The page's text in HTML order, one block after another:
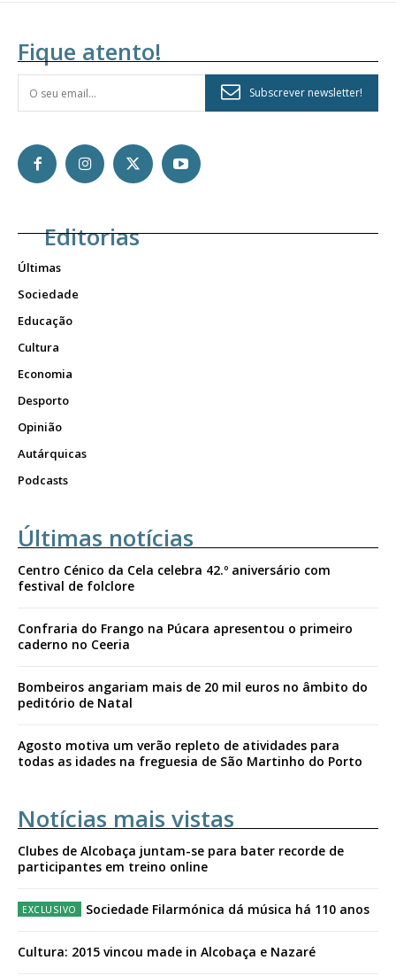
Fique atento!
Subscrever newsletter!
Editorias
Últimas
Sociedade
Educação
Cultura
Economia
Desporto
Opinião
Autárquicas
Podcasts
Últimas notícias
Centro Cénico da Cela celebra 42.º aniversário com
festival de folclore
Confraria do Frango na Púcara apresentou o primeiro
caderno no Ceeria
Bombeiros angariam mais de 20 mil euros no âmbito do
peditório de Natal
Agosto motiva um verão repleto de atividades para
todas as idades na freguesia de São Martinho do Porto
Notícias mais vistas
Clubes de Alcobaça juntam-se para bater recorde de
participantes em treino online
Sociedade Filarmónica dá música há 110 anos
Cultura: 2015 vincou made in Alcobaça e Nazaré